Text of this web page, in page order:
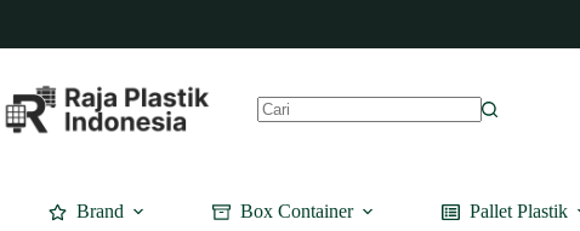
content
Brand Box Container Pallet Plastik